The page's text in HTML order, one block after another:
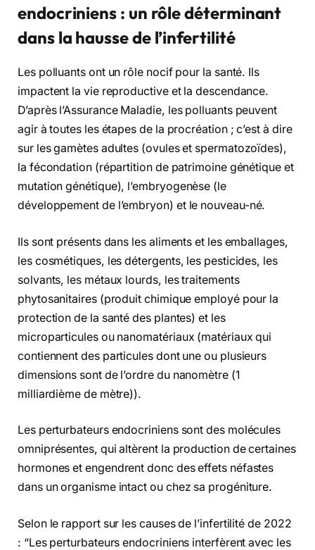
endocriniens : un rôle déterminant
dans la hausse de l’infertilité
Les polluants ont un rôle nocif pour la santé. Ils
impactent la vie reproductive et la descendance.
D’après l’Assurance Maladie, les polluants peuvent
agir à toutes les étapes de la procréation ; c’est à dire
sur les gamètes adultes (ovules et spermatozoïdes),
la fécondation (répartition de patrimoine génétique et
mutation génétique), l’embryogenèse (le
développement de l’embryon) et le nouveau-né.
Ils sont présents dans les aliments et les emballages,
les cosmétiques, les détergents, les pesticides, les
solvants, les métaux lourds, les traitements
phytosanitaires (produit chimique employé pour la
protection de la santé des plantes) et les
microparticules ou nanomatériaux (matériaux qui
contiennent des particules dont une ou plusieurs
dimensions sont de l’ordre du nanomètre (1
milliardième de mètre)).
Les perturbateurs endocriniens sont des molécules
omniprésentes, qui altèrent la production de certaines
hormones et engendrent donc des effets néfastes
dans un organisme intact ou chez sa progéniture.
Selon le rapport sur les causes de l’infertilité de 2022
: “Les perturbateurs endocriniens interfèrent avec les